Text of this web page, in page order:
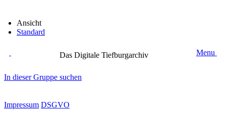
Ansicht
Standard
Das Digitale Tiefburgarchiv Menu
In dieser Gruppe suchen
Impressum DSGVO